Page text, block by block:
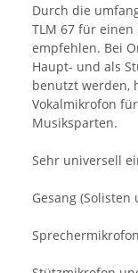
Durch die
TLM 67 für
empfehlen. Bei
Haupt- und als
benutzt werden,
Vokalmikrofon
Musiksparten.
Sehr universell
Gesang